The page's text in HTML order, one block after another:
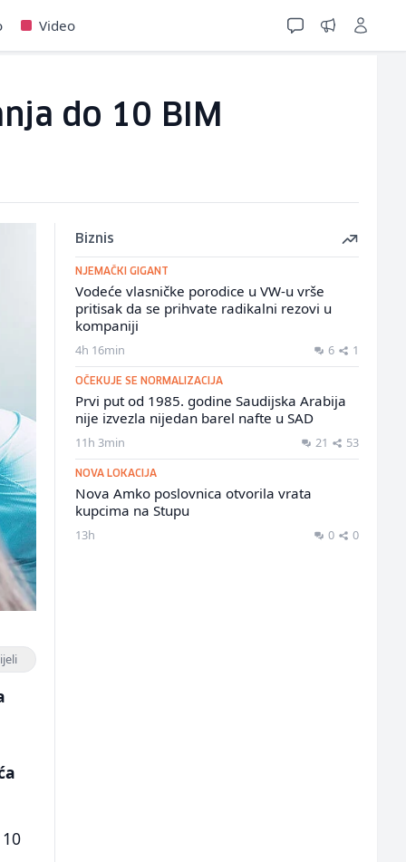
Video
do 10 BIM
Biznis
NJEMAČKI GIGANT
Vodeće vlasničke porodice u VW-u vrše
pritisak da se prihvate radikalni rezovi u
kompaniji
4h 16min 6 1
OČEKUJE SE NORMALIZACIJA
Prvi put od 1985. godine Saudijska Arabija
nije izvezla nijedan barel nafte u SAD
11h 3min 21 53
NOVA LOKACIJA
Nova Amko poslovnica otvorila vrata
kupcima na Stupu
13h 0 0